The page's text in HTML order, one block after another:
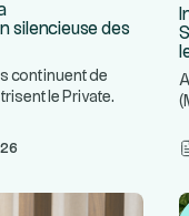
silencieuse des
continuent de
le Private